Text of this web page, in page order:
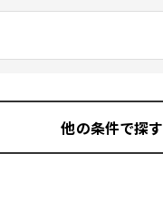
他の条件で探す